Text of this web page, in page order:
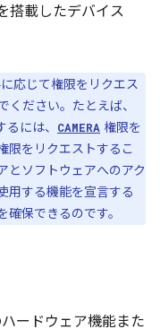
搭載したデバイス
応じて権限をリクエス
ください。たとえば、
には、
CAMERA 権限を
限をリクエストするこ
とソフトウェアへのアク
用する機能を宣言する
保できるのです。
ードウェア機能また